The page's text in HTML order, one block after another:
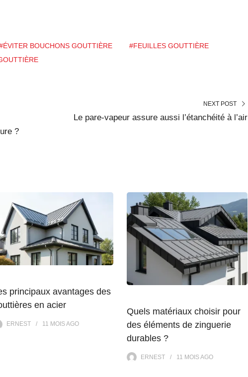
BOUCHONS GOUTTIÈRE
#FEUILLES GOUTTIÈRE
?
NEXT POST
Le pare-vapeur assure aussi l’étanchéité à l’air
principaux avantages des
en acier
ERNEST 11 MOISAGO
Quels matériaux choisir pour
des éléments de zinguerie
durables ?
ERNEST 11 MOISAGO